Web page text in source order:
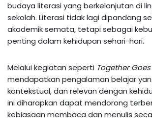
budaya literasi yang berkelanjutan di
sekolah. Literasi tidak lagi dipandang
akademik semata, tetapi sebagai
penting dalam kehidupan sehari-hari.
Melalui kegiatan seperti Together
mendapatkan pengalaman belajar
kontekstual, dan relevan dengan
ini diharapkan dapat mendorong
kebiasaan membaca dan menulis